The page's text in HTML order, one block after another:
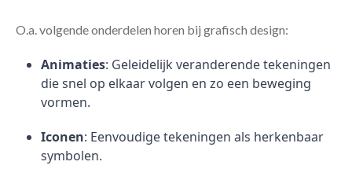
O.a. volgende onderdelen horen bij grafisch design:
Animaties: Geleidelijk veranderende tekeningen
die snel op elkaar volgen en zo een beweging
vormen.
Iconen: Eenvoudige tekeningen als herkenbaar
symbolen.